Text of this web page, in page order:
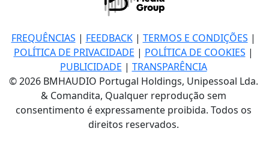
FREQUÊNCIAS | FEEDBACK| TERMOS E CONDIÇÕES |
POLÍTICA DE PRIVACIDADE | POLÍTICA DE COOKIES |
PUBLICIDADE | TRANSPARÊNCIA
© 2026 BMHAUDIO Portugal Holdings, Unipessoal Lda.
& Comandita, Qualquer reprodução sem
consentimento é expressamente proibida. Todos os
direitos reservados.